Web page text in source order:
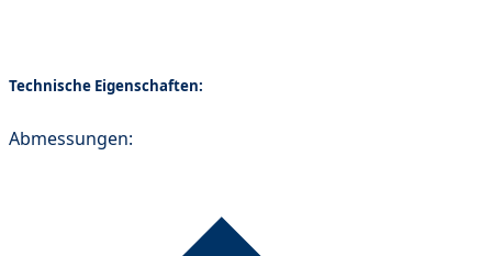
Technische Eigenschaften:
Abmessungen: